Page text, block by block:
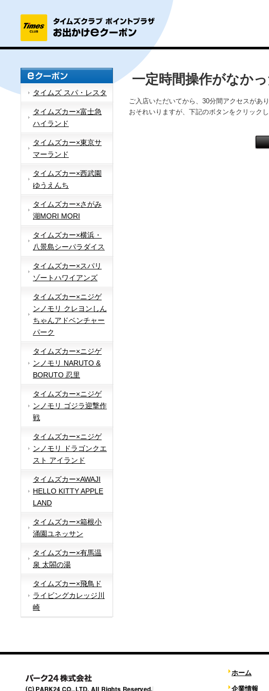
タイムズ スパ・レスタ
タイムズカー×富士急
ハイランド
タイムズカー×東京サ
マーランド
タイムズカー×西武園
ゆうえんち
タイムズカー×さがみ
湖MORI MORI
タイムズカー×横浜・
八景島シーパラダイス
タイムズカー×スパリ
ゾートハワイアンズ
タイムズカー×ニジゲ
ンノモリ クレヨンしん
ちゃんアドベンチャー
パーク
タイムズカー×ニジゲ
ンノモリ NARUTO &
BORUTO 忍里
タイムズカー×ニジゲ
ンノモリ ゴジラ迎撃作
戦
タイムズカー×ニジゲ
ンノモリ ドラゴンクエ
スト アイランド
タイムズカー×AWAJI
HELLO KITTY APPLE
LAND
タイムズカー×箱根小
涌園ユネッサン
タイムズカー×有馬温
泉 太閤の湯
タイムズカー×飛鳥ド
ライビングカレッジ川
崎
一定時間操作がなか
ご入店いただいてから、30分間アクセスがあ
おそれいりますが、下記のボタンをクリック
ホーム
企業情報